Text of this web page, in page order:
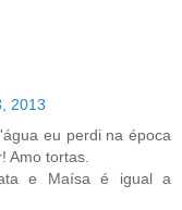
2013
eu perdi na época
Amo tortas.
e Maísa é igual a